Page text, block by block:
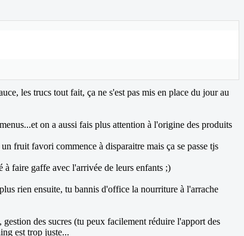
les trucs tout fait, ça ne s'est pas mis en place du jour au
on a aussi fais plus attention à l'origine des produits
fruit favori commence à disparaitre mais ça se passe tjs
à faire gaffe avec l'arrivée de leurs enfants ;)
rien ensuite, tu bannis d'office la nourriture à l'arrache
des sucres (tu peux facilement réduire l'apport des
est trop juste...